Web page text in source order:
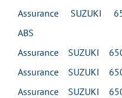
Assurance SUZUKI
ABS
Assurance SUZUKI
Assurance SUZUKI
Assurance SUZUKI